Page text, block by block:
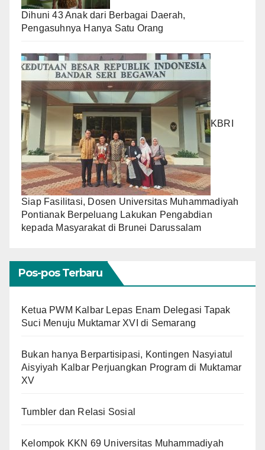
Dihuni 43 Anak dari Berbagai Daerah,
Pengasuhnya Hanya Satu Orang
KBRI
Siap Fasilitasi, Dosen Universitas Muhammadiyah
Pontianak Berpeluang Lakukan Pengabdian
kepada Masyarakat di Brunei Darussalam
Pos-pos Terbaru
Ketua PWM Kalbar Lepas Enam Delegasi Tapak
Suci Menuju Muktamar XVI di Semarang
Bukan hanya Berpartisipasi, Kontingen Nasyiatul
Aisyiyah Kalbar Perjuangkan Program di Muktamar
XV
Tumbler dan Relasi Sosial
Kelompok KKN 69 Universitas Muhammadiyah